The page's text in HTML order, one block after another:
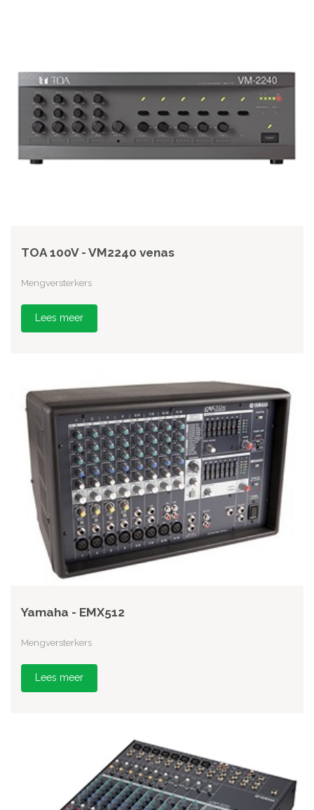
TOA 100V - VM2240 venas
Mengversterkers
Lees meer
Yamaha - EMX512
Mengversterkers
Lees meer